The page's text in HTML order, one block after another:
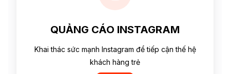
QUẢNG CÁO INSTAGRAM
Khai thác sức mạnh Instagram để tiếp cận thế hệ
khách hàng trẻ